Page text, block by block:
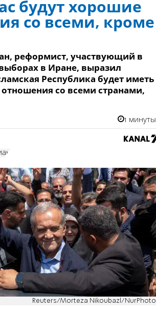
будут хорошие
со всеми, кроме
реформист, участвующий в
в Иране, выразил
Республика будет иметь
со всеми странами,
1 минуты
Reuters/Morteza Nikoubazl/NurPhoto